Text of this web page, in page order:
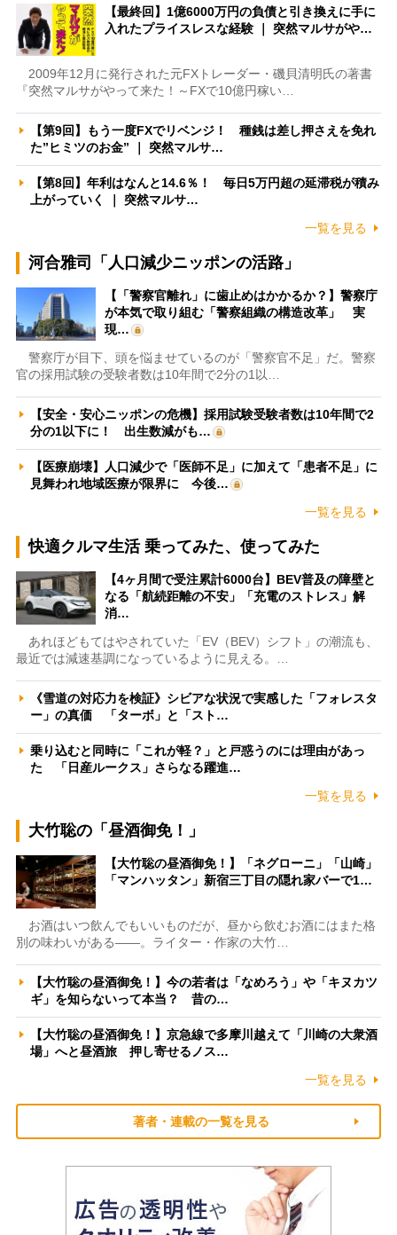
【最終回】1億6000万円の負債と引き換えに手に
入れたプライスレスな経験 ｜ 突然マルサがや…
2009年12月に発行された元FXトレーダー・磯貝清明氏の著書
『突然マルサがやって来た！～FXで10億円稼い…
【第9回】もう一度FXでリベンジ！ 種銭は差し押さえを免れ
た”ヒミツのお金” ｜ 突然マルサ…
【第8回】年利はなんと14.6％！ 毎日5万円超の延滞税が積み
上がっていく ｜ 突然マルサ…
一覧を見る
河合雅司「人口減少ニッポンの活路」
【「警察官離れ」に歯止めはかかるか？】警察庁
が本気で取り組む「警察組織の構造改革」 実
現…
警察庁が目下、頭を悩ませているのが「警察官不足」だ。警察
官の採用試験の受験者数は10年間で2分の1以…
【安全・安心ニッポンの危機】採用試験受験者数は10年間で2
分の1以下に！ 出生数減がも…
【医療崩壊】人口減少で「医師不足」に加えて「患者不足」に
見舞われ地域医療が限界に 今後…
一覧を見る
快適クルマ生活 乗ってみた、使ってみた
【4ヶ月間で受注累計6000台】BEV普及の障壁と
なる「航続距離の不安」「充電のストレス」解
消…
あれほどもてはやされていた「EV（BEV）シフト」の潮流も、
最近では減速基調になっているように見える。…
《雪道の対応力を検証》シビアな状況で実感した「フォレスタ
ー」の真価 「ターボ」と「スト…
乗り込むと同時に「これが軽？」と戸惑うのには理由があっ
た 「日産ルークス」さらなる躍進…
一覧を見る
大竹聡の「昼酒御免！」
【大竹聡の昼酒御免！】「ネグローニ」「山崎」
「マンハッタン」新宿三丁目の隠れ家バーで1…
お酒はいつ飲んでもいいものだが、昼から飲むお酒にはまた格
別の味わいがある――。ライター・作家の大竹…
【大竹聡の昼酒御免！】今の若者は「なめろう」や「キヌカツ
ギ」を知らないって本当？ 昔の…
【大竹聡の昼酒御免！】京急線で多摩川越えて「川崎の大衆酒
場」へと昼酒旅 押し寄せるノス…
一覧を見る
著者・連載の一覧を見る